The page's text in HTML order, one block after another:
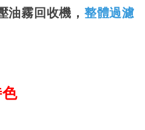
油霧回收機， 整體過濾